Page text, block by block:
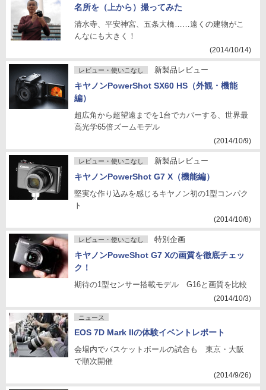
名所を（上から）撮ってみた
清水寺、平安神宮、五条大橋……遠くの建物がこ
んなにも大きく！
(2014/10/14)
レビュー・使いこなし 新製品レビュー
キヤノンPowerShot SX60 HS（外観・機能
編）
超広角から超望遠までを1台でカバーする、世界最
高光学65倍ズームモデル
(2014/10/9)
レビュー・使いこなし 新製品レビュー
キヤノンPowerShot G7 X（機能編）
堅実な作り込みを感じるキヤノン初の1型コンパク
ト
(2014/10/8)
レビュー・使いこなし 特別企画
キヤノンPoweShot G7 Xの画質を徹底チェッ
ク！
期待の1型センサー搭載モデル G16と画質を比較
(2014/10/3)
ニュース
EOS 7D Mark IIの体験イベントレポート
会場内でバスケットボールの試合も 東京・大阪
で順次開催
(2014/9/26)